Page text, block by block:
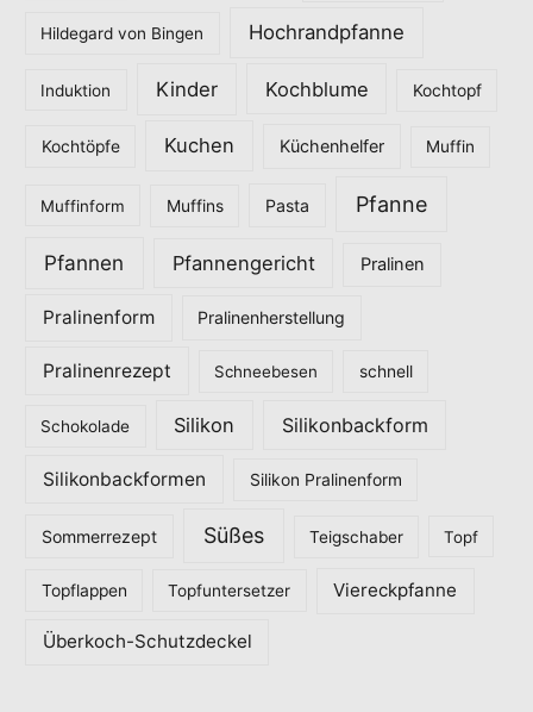
Hildegard von Bingen Hochrandpfanne
Induktion Kinder Kochblume Kochtopf
Kochtöpfe Kuchen Küchenhelfer Muffin
Muffinform Muffins Pasta Pfanne
Pfannen Pfannengericht Pralinen
Pralinenform Pralinenherstellung
Pralinenrezept Schneebesen schnell
Schokolade Silikon Silikonbackform
Silikonbackformen Silikon Pralinenform
Sommerrezept Süßes Teigschaber Topf
Topflappen Topfuntersetzer Viereckpfanne
Überkoch-Schutzdeckel